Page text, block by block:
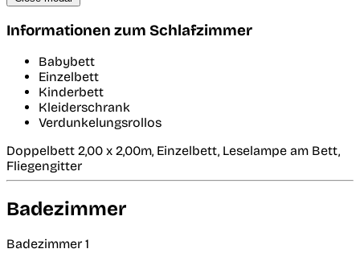
Informationen zum Schlafzimmer
Babybett
Einzelbett
Kinderbett
Kleiderschrank
Verdunkelungsrollos
Doppelbett 2,00 x 2,00m, Einzelbett, Leselampe am Bett,
Fliegengitter
Badezimmer
Badezimmer 1